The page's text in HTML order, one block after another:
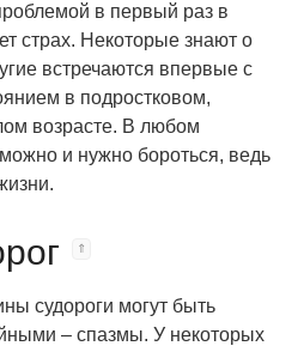
в первый раз в
страх. Некоторые знают о
встречаются впервые с
в подростковом,
возрасте. В любом
и нужно бороться, ведь
судороги могут быть
– спазмы. У некоторых